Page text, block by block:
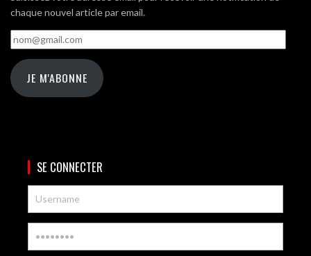
chaque nouvel article par email.
nom@gmail.com
JE M'ABONNE
SE CONNECTER